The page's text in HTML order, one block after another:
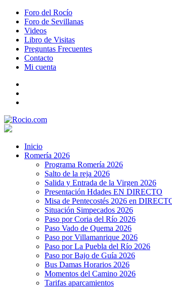
Foro del Rocío
Foro de Sevillanas
Videos
Libro de Visitas
Preguntas Frecuentes
Contacto
Mi cuenta
Inicio
Romería 2026
Programa Romería 2026
Salto de la reja 2026
Salida y Entrada de la Virgen 2026
Presentación Hdades EN DIRECTO
Misa de Pentecostés 2026 en
Situación Simpecados 2026
Paso por Coria del Río 2026
Paso Vado de Quema 2026
Paso por Villamanrique 2026
Paso por La Puebla del Río 2026
Paso por Bajo de Guía 2026
Bus Damas Horarios 2026
Momentos del Camino 2026
Tarifas aparcamientos